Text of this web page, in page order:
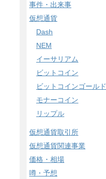
事件・出来事
仮想通貨
Dash
NEM
イーサリアム
ビットコイン
ビットコインゴールド
モナーコイン
リップル
仮想通貨取引所
仮想通貨関連事業
価格・相場
噂・予想